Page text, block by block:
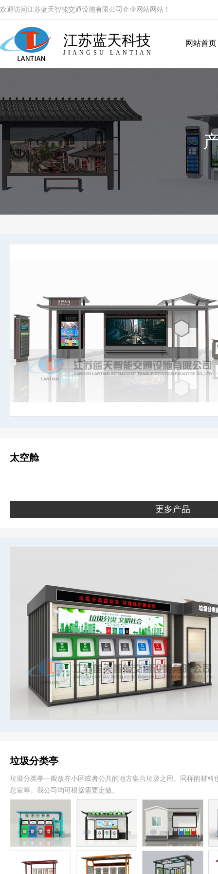
欢迎访问江苏蓝天智能交通设施有限公司企业网站网站！
江苏蓝天科技
JIANGSU LANTIAN
网站首页
太空舱
更多产品
垃圾分类亭
垃圾分类亭一般放在小区或者公共的地方集合垃圾之用。同样的材料
息室等。我公司均可根据需要定做。